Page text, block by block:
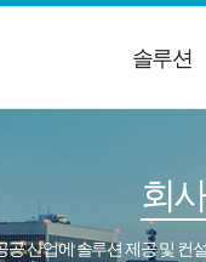
솔루션
회
공 산업에 솔루션 제공 및 컨